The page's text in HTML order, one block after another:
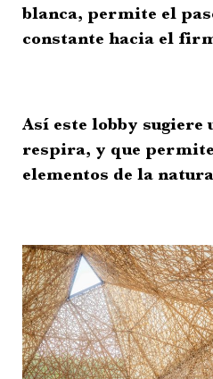
blanca, permite el
constante hacia el
Así este lobby sugiere
respira, y que
elementos de la